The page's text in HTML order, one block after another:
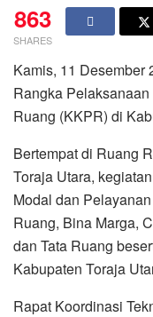
863
SHARES
Kamis, 11 Desember
Rangka
Ruang (KKPR) di
Bertempat di Ruang
Toraja Utara,
Modal dan
Ruang, Bina Marga,
dan Tata Ruang
Kabupaten Toraja
Rapat Koordinasi